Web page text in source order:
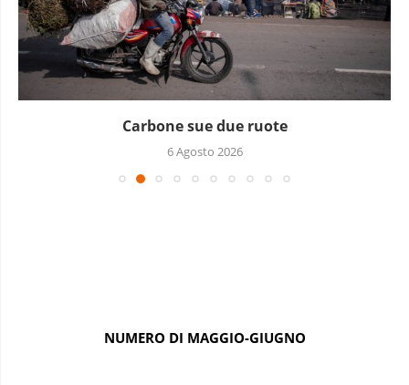
Carbone sue due ruote
6 Agosto 2026
NUMERO DI MAGGIO-GIUGNO